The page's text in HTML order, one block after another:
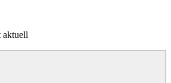
aktuell